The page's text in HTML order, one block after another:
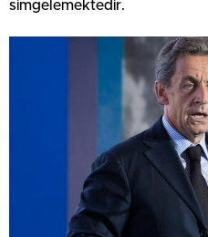
simgelemektedir.